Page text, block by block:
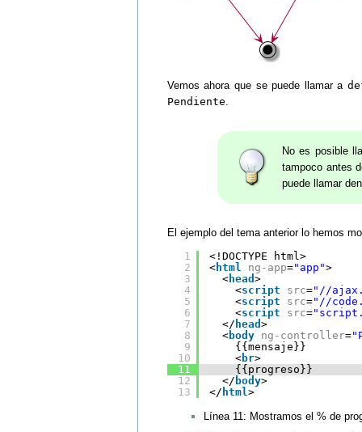
Vemos ahora que se puede llamar a
Pendiente.
No es posible
tampoco antes
puede llamar
El ejemplo del tema anterior lo hemos
1
2
3
4
5
6
7
8
9
10
11
12
13
<!DOCTYPE html>
<html ng-app="app">
<head >
<script src="//
<script src="//
<script src=
</ head >
<body ng-controller=
{{mensaje}}
<br>
{{progreso}}
</ body>
</ html>
Línea 11: Mostramos el % de